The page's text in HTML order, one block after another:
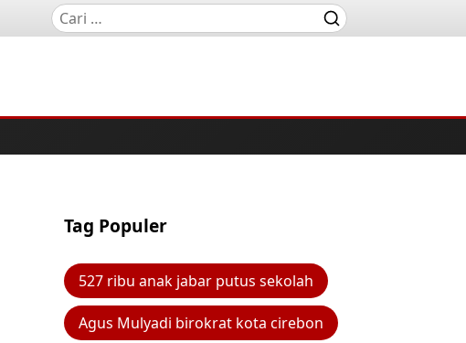
Tag Populer
527 ribu anak jabar putus sekolah
Agus Mulyadi birokrat kota cirebon